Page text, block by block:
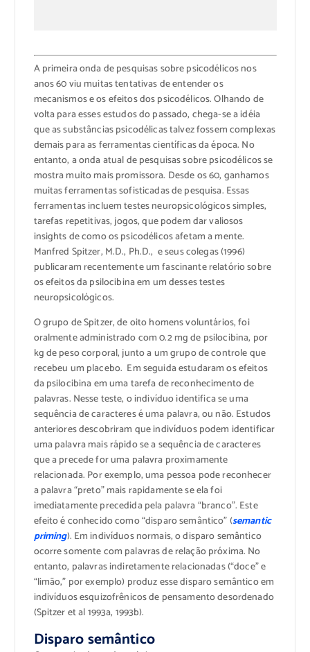
A primeira onda de pesquisas sobre psicodélicos nos
anos 60 viu muitas tentativas de entender os
mecanismos e os efeitos dos psicodélicos. Olhando de
volta para esses estudos do passado, chega-se a idéia
que as substâncias psicodélicas talvez fossem complexas
demais para as ferramentas científicas da época. No
entanto, a onda atual de pesquisas sobre psicodélicos se
mostra muito mais promissora. Desde os 60, ganhamos
muitas ferramentas sofisticadas de pesquisa. Essas
ferramentas incluem testes neuropsicológicos simples,
tarefas repetitivas, jogos, que podem dar valiosos
insights de como os psicodélicos afetam a mente.
Manfred Spitzer, M.D., Ph.D., e seus colegas (1996)
publicaram recentemente um fascinante relatório sobre
os efeitos da psilocibina em um desses testes
neuropsicológicos.
O grupo de Spitzer, de oito homens voluntários, foi
oralmente administrado com 0.2 mg de psilocibina, por
kg de peso corporal, junto a um grupo de controle que
recebeu um placebo. Em seguida estudaram os efeitos
da psilocibina em uma tarefa de reconhecimento de
palavras. Nesse teste, o indivíduo identifica se uma
sequência de caracteres é uma palavra, ou não. Estudos
anteriores descobriram que indivíduos podem identificar
uma palavra mais rápido se a sequência de caracteres
que a precede for uma palavra proximamente
relacionada. Por exemplo, uma pessoa pode reconhecer
a palavra “preto” mais rapidamente se ela foi
imediatamente precedida pela palavra “branco”. Este
efeito é conhecido como “disparo semântico” (semantic
priming). Em indivíduos normais, o disparo semântico
ocorre somente com palavras de relação próxima. No
entanto, palavras indiretamente relacionadas (“doce” e
“limão,” por exemplo) produz esse disparo semântico em
indivíduos esquizofrênicos de pensamento desordenado
(Spitzer et al 1993a, 1993b).
Disparo semântico